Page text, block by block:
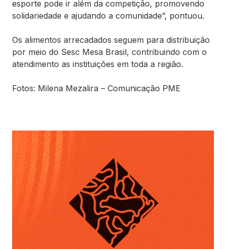
esporte pode ir além da competição, promovendo
solidariedade e ajudando a comunidade”, pontuou.
Os alimentos arrecadados seguem para distribuição
por meio do Sesc Mesa Brasil, contribuindo com o
atendimento as instituições em toda a região.
Fotos: Milena Mezalira – Comunicação PME